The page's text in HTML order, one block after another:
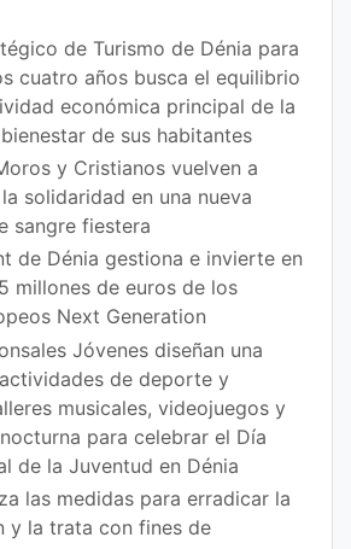
de Turismo de Dénia para
cuatro años busca el equilibrio
económica principal de la
de sus habitantes
y Cristianos vuelven a
solidaridad en una nueva
sangre fiestera
de Dénia gestiona e invierte en
millones de euros de los
Next Generation
Jóvenes diseñan una
de deporte y
musicales, videojuegos y
para celebrar el Día
de la Juventud en Dénia
las medidas para erradicar la
y la trata con fines de